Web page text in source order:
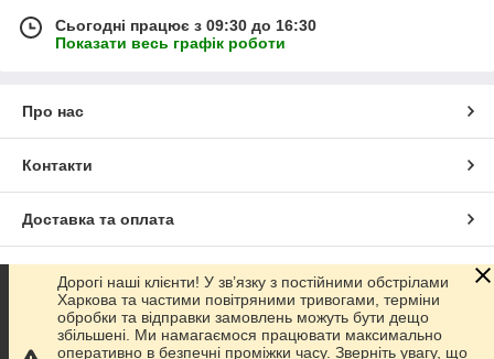
Сьогодні працює з 09:30 до 16:30
Показати весь графік роботи
Про нас
Контакти
Доставка та оплата
Графік роботи
Повна версія сайту
Дорогі наші клієнти! У зв’язку з постійними обстрілами
Харкова та частими повітряними тривогами, терміни
обробки та відправки замовлень можуть бути дещо
збільшені. Ми намагаємося працювати максимально
оперативно в безпечні проміжки часу. Зверніть увагу, що